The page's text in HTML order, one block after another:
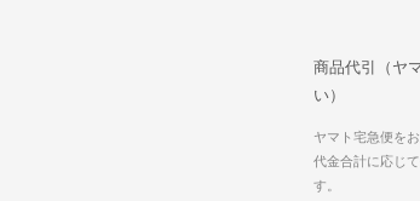
商品代引（ヤ
い）
ヤマト宅急便を
代金合計に応じ
す。